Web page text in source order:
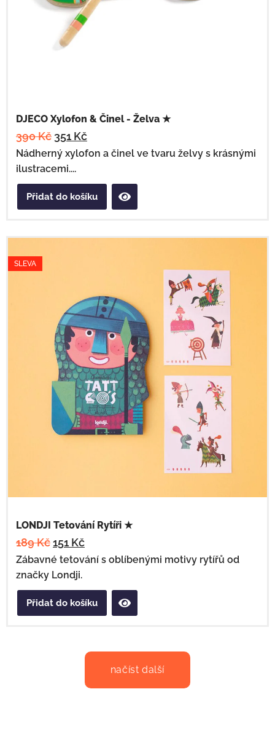
DJECO Xylofon & Činel - Želva ★
390Kč 351 Kč
Nádherný xylofon a činel ve tvaru želvy s krásnými
ilustracemi....
Přidat do košíku
SLEVA
LONDJI Tetování Rytíři ★
189Kč151 Kč
Zábavné tetování s oblíbenými motivy rytířů od
značky Londji.
Přidat do košíku
načíst další